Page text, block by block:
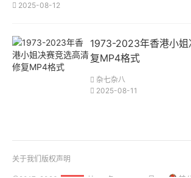
2025-08-12
1973-2023年香港小姐
复MP4格式
杂七杂八
2025-08-11
关于我们 版权声明